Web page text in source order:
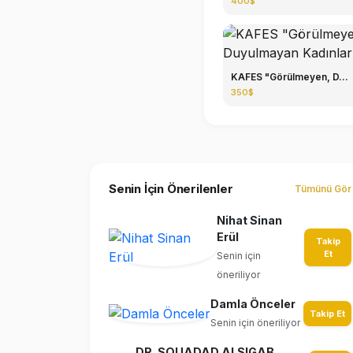
KAFES "Görülmeyen, D...
350$
Senin İçin Önerilenler Tümünü Gör
Nihat Sinan
Erül
Senin için
öneriliyor
Takip
Et
Damla Önceler
Senin için öneriliyor
Takip Et